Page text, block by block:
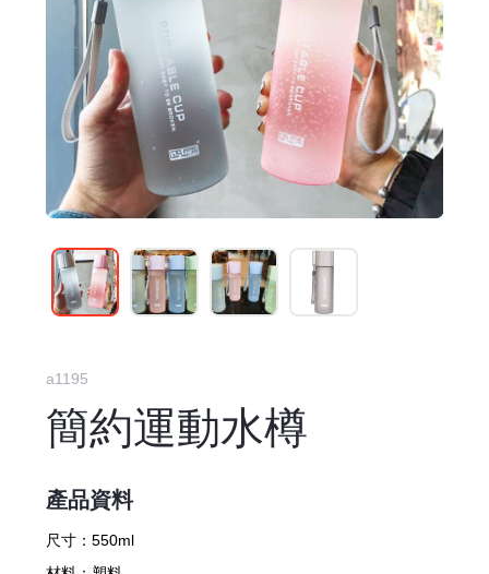
a1195
簡約運動水樽
產品資料
尺寸： 550ml